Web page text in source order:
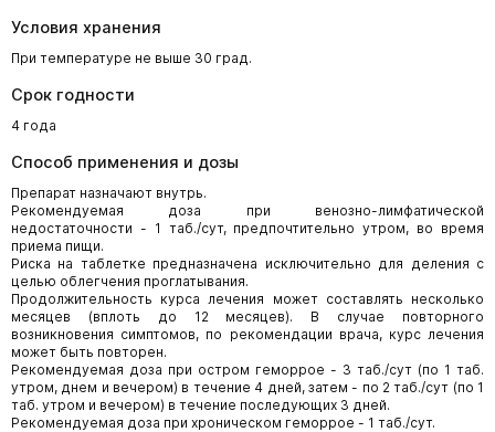
Условия хранения
При температуре не выше 30 град.
Срок годности
4 года
Способ применения и дозы
Препарат назначают внутрь.
Рекомендуемая доза при венозно-лимфатической
недостаточности - 1 таб./сут, предпочтительно утром, во время
приема пищи.
Риска на таблетке предназначена исключительно для деления с
целью облегчения проглатывания.
Продолжительность курса лечения может составлять несколько
месяцев (вплоть до 12 месяцев). В случае повторного
возникновения симптомов, по рекомендации врача, курс лечения
может быть повторен.
Рекомендуемая доза при остром геморрое - 3 таб./сут (по 1 таб.
утром, днем и вечером) в течение 4 дней, затем - по 2 таб./сут (по 1
таб. утром и вечером) в течение последующих 3 дней.
Рекомендуемая доза при хроническом геморрое - 1 таб./сут.